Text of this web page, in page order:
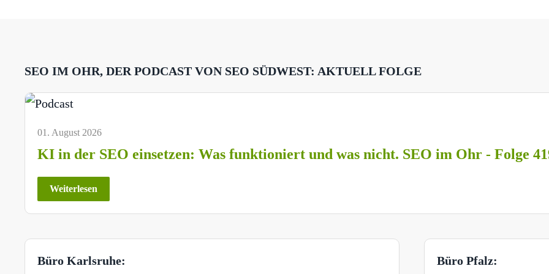
SEO IM OHR, DER PODCAST VON SEO SÜDWEST: AKTUELL FOLGE
01. August 2026
KI in der SEO einsetzen: Was funktioniert und was nicht. SEO im Ohr - Folge
Weiterlesen
Büro Karlsruhe: Büro Pfalz: